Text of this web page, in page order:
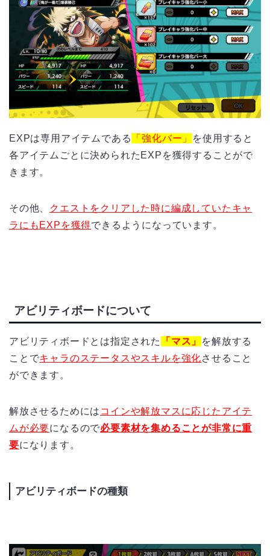
EXPは専用アイテムである 「強化バー」
を使用すると
各アイテムごとに決められたEXPを獲得することがで
きます。
その他、
クエストをクリアした時に編成していたキャ
ラにもEXPを獲得できるようになっています。
アビリティボードについて
アビリティボードとは指定された 「マス」
を解放する
ことでキャラのステータスやスキルを強化させること
ができます。
解放させるためには コインや解放マスに応じたアイテ
ムが必要になるので必要素材を集めることが非常に重
要になります。
アビリティボードの種類